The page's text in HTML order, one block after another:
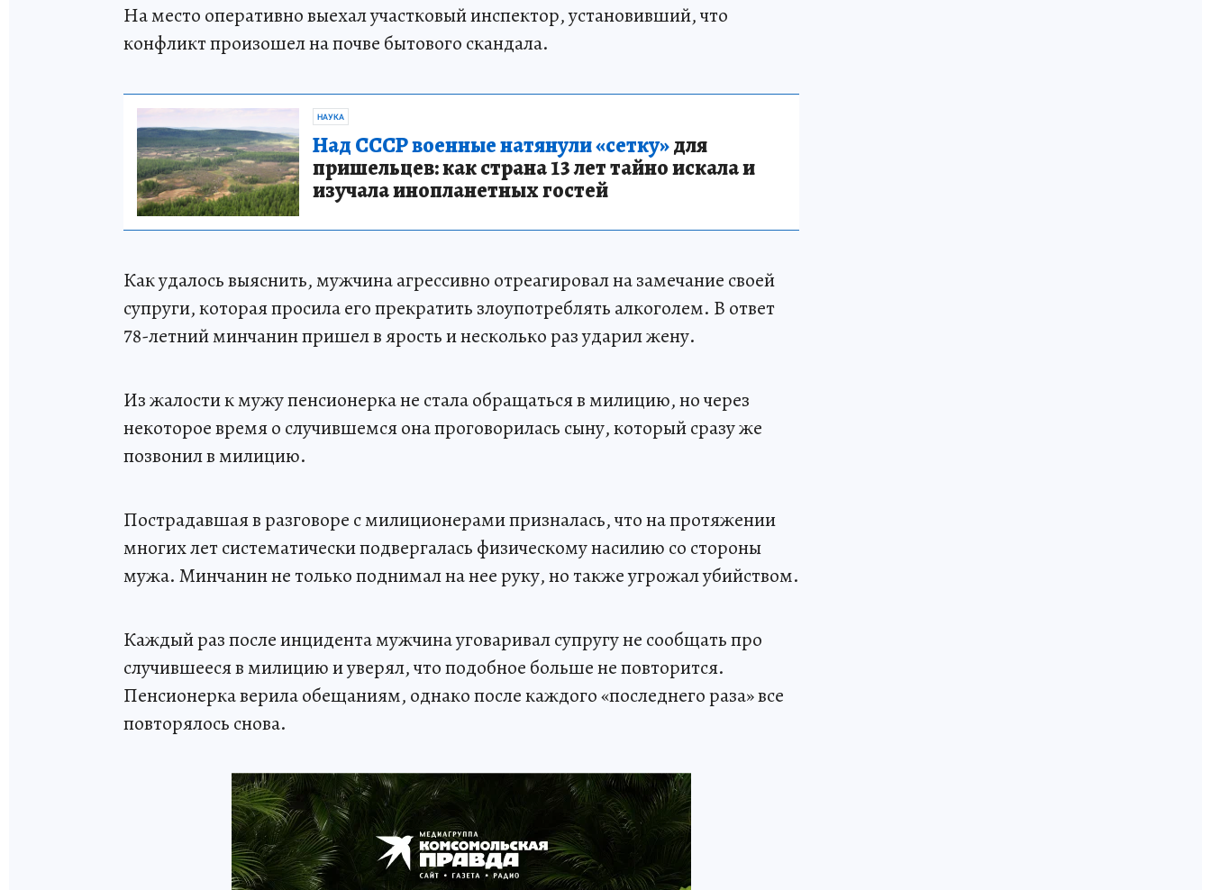
На место оперативно выехал участковый инспектор, установивший, что
конфликт произошел на почве бытового скандала.
НАУКА
Над СССР военные натянули «сетку»для
пришельцев: как страна 13 лет тайно искала и
изучала инопланетных гостей
Как удалось выяснить, мужчина агрессивно отреагировал на замечание своей
супруги, которая просила его прекратить злоупотреблять алкоголем. В ответ
78-летний минчанин пришел в ярость и несколько раз ударил жену.
Из жалости к мужу пенсионерка не стала обращаться в милицию, но через
некоторое время о случившемся она проговорилась сыну, который сразу же
позвонил в милицию.
Пострадавшая в разговоре с милиционерами призналась, что на протяжении
многих лет систематически подвергалась физическому насилию со стороны
мужа. Минчанин не только поднимал на нее руку, но также угрожал убийством.
Каждый раз после инцидента мужчина уговаривал супругу не сообщать про
случившееся в милицию и уверял, что подобное больше не повторится.
Пенсионерка верила обещаниям, однако после каждого «последнего раза» все
повторялось снова.